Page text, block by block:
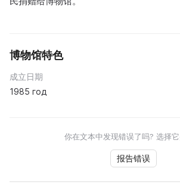
博物馆特色
成立日期
1985 год
你在文本中发现错误了吗? 选择
报告错误